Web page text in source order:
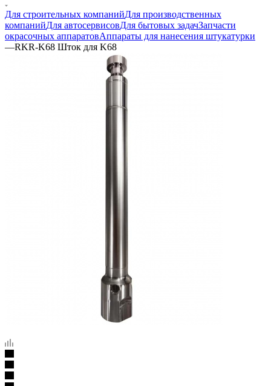
Для строительных компанийДля производственных
компанийДля автосервисовДля бытовых задачЗапчасти
окрасочных аппаратовАппараты для нанесения штукатурки
—RKR-K68 Шток для K68